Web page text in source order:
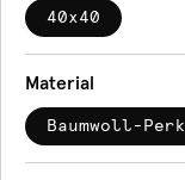
40x40
Material
Baumwoll-